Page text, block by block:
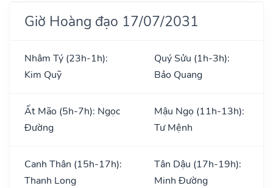
Giờ Hoàng đạo 17/07/2031
Nhâm Tý (23h-1h):
Kim Quỹ
Quý Sửu (1h-3h):
Bảo Quang
Ất Mão (5h-7h): Ngọc
Đường
Mậu Ngọ (11h-13h):
Tư Mệnh
Canh Thân (15h-17h):
Thanh Long
Tân Dậu (17h-19h):
Minh Đường